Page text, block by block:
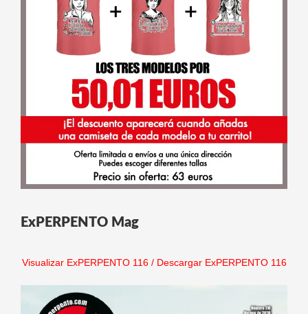
ExPERPENTO Mag
Visualizar ExPERPENTO 116/ Descargar ExPERPENTO 116